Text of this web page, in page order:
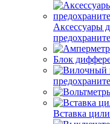
Аксессуары
Блок
Вставка